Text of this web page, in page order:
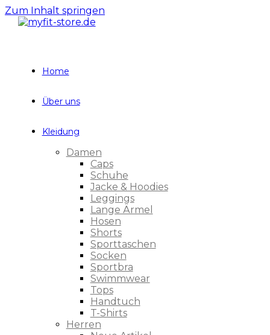
Zum Inhalt springen
Home
Über uns
Kleidung
Damen
Caps
Schuhe
Jacke & Hoodies
Leggings
Lange Ärmel
Hosen
Shorts
Sporttaschen
Socken
Sportbra
Swimmwear
Tops
Handtuch
T-Shirts
Herren